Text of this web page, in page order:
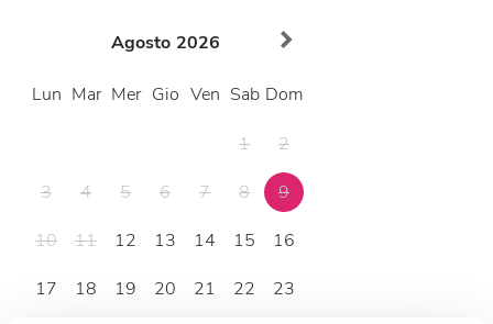
Agosto 2026
Lun Mar Mer Gio Ven Sab Dom
1
2
3
4 5 6 7 8
9
10
11 12 13 14 15
16
17
18 19 20 21 22
23